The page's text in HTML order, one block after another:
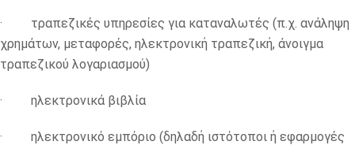
· τραπεζικές υπηρεσίες για καταναλωτές (π.χ. ανάληψη
χρημάτων, μεταφορές, ηλεκτρονική τραπεζική, άνοιγμα
τραπεζικού λογαριασμού)
· ηλεκτρονικά βιβλία
· ηλεκτρονικό εμπόριο (δηλαδή ιστότοποι ή εφαρμογές